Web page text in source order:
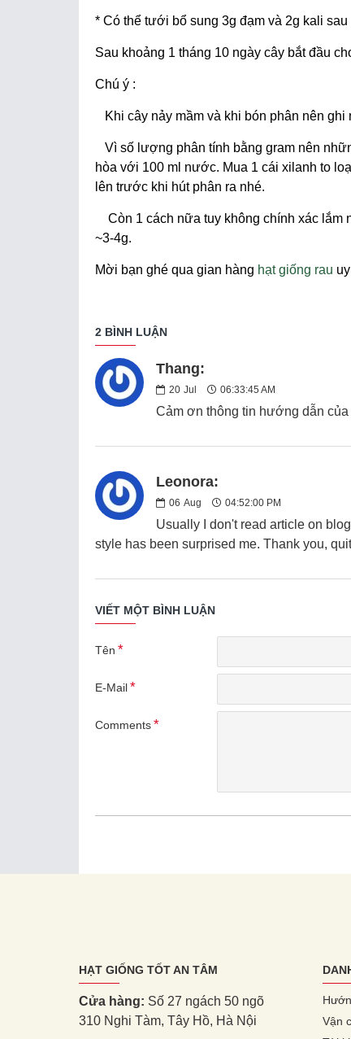
* Có thể tưới bổ sung 3g đạm và 2g kali
Sau khoảng 1 tháng 10 ngày cây bắt đầu
Chú ý :
Khi cây nảy mầm và khi bón phân nên
Vì số lượng phân tính bằng gram nên
hòa với 100 ml nước. Mua 1 cái xilanh to
lên trước khi hút phân ra nhé.
Còn 1 cách nữa tuy không chính xác lắm
~3-4g.
Mời bạn ghé qua gian hàng hạt giống rau
2 BÌNH LUẬN
Thang:
20 Jul 06:33:45 AM
Cảm ơn thông tin hướng dẫn
Leonora:
06 Aug 04:52:00 PM
Usually I don't read article on
style has been surprised me. Thank you,
VIẾT MỘT BÌNH LUẬN
Tên
E-Mail
Comments
HẠT GIỐNG TỐT AN TÂM
Cửa hàng: Số 27 ngách 50 ngõ
310 Nghi Tàm, Tây Hồ, Hà Nội
Vận